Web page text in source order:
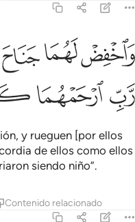
واخفض لهما جناح الذل من
وَٱخْفِضْ لَهُمَا جَنَاحَ ٱلذُّلِّ مِنَ
ﲢﲣﲤ
ﲩﲪ
y rueguen [por ellos
de ellos como ellos
siendo niño”.
Contenido relacionado